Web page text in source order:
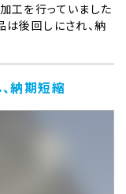
工を行っていました
は後回しにされ、納
納期短縮